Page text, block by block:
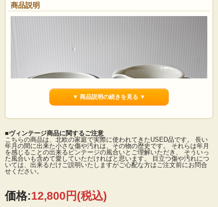
商品説明
フィンランド、ARABIAの人気デザイナー、Ulla Procope（ウラ・プロコッペ）フ
ォルムデザイン、Anemoneシリーズのクリーマーです。ハンドペイントの生き生
きと表現された絵付けが魅力です。大人のティータイムを演出してください。厚
みのあるしっかりとした作品です。市場でも少なくなりつつありますのでお探し
■製造国 ：フィンランド
▼ 商品説明の続きを見る ▼
■ヴィンテージ商品に関するご注意
こちらの商品は、北欧の家庭で実際に使われてきたUSED品です。 長い
年月の間に出来た小さな傷や汚れは、その物の歴史です。 それらは年月
を感じることの出来るビンテージの風合いとご理解いただき、 そういっ
た風合いも含めて愛していただければと思います。 目立つ傷や汚れにつ
いては、出来るだけご説明いたしますがご心配な方はご注文前にお問合
せください。
価格:12,800円(税込)